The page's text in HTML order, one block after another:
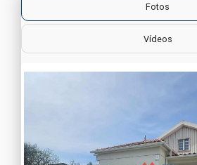
Fotos
Vídeos